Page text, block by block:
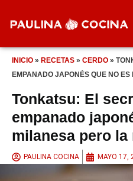
INICIO » RECETAS » CERDO »
EMPANADO JAPONÉS QUE NO
Tonkatsu: El
empanado
milanesa pero la
PAULINA COCINA MAYO 17,